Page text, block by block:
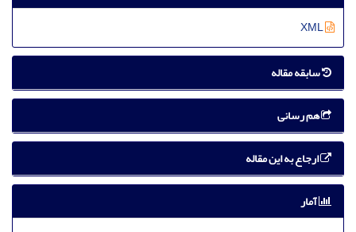
سابقه مقاله
هم رسانی
ارجاع به این مقاله
آمار